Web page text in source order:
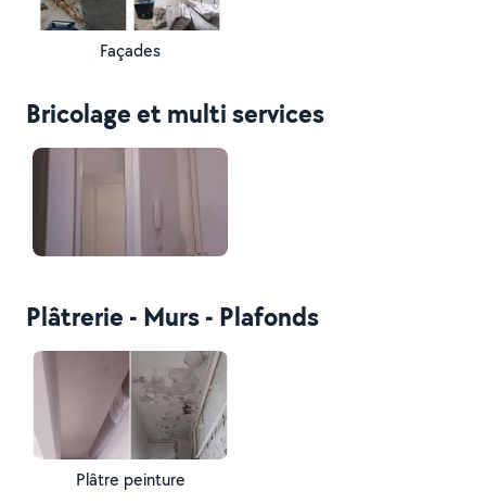
Façades
Bricolage et multi services
Plâtrerie - Murs - Plafonds
Plâtre peinture